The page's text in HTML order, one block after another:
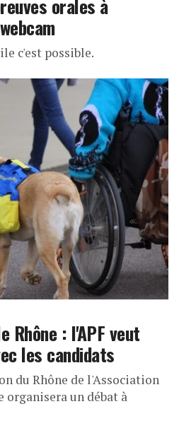
orales à
c'est possible.
Rhône : l'APF veut
les candidats
du Rhône de l'Association
organisera un débat à